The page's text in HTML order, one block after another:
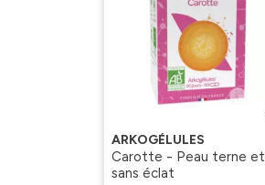
ARKOGÉLULES
Carotte - Peau terne et
sans éclat